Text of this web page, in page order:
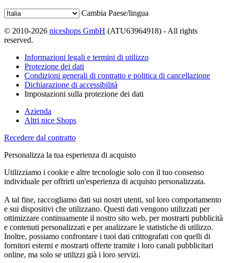
Cambia Paese/lingua
© 2010-2026 niceshops GmbH (ATU63964918) - All rights
reserved.
Informazioni legali e termini di utilizzo
Protezione dei dati
Condizioni generali di contratto e politica di cancellazione
Dichiarazione di accessibilità
Impostazioni sulla protezione dei dati
Azienda
Altri nice Shops
Recedere dal contratto
Personalizza la tua esperienza di acquisto
Utilizziamo i cookie e altre tecnologie solo con il tuo consenso
individuale per offrirti un'esperienza di acquisto personalizzata.
A tal fine, raccogliamo dati sui nostri utenti, sul loro comportamento
e sui dispositivi che utilizzano. Questi dati vengono utilizzati per
ottimizzare continuamente il nostro sito web, per mostrarti pubblicità
e contenuti personalizzati e per analizzare le statistiche di utilizzo.
Inoltre, possiamo confrontare i tuoi dati crittografati con quelli di
fornitori esterni e mostrarti offerte tramite i loro canali pubblicitari
online, ma solo se utilizzi già i loro servizi.